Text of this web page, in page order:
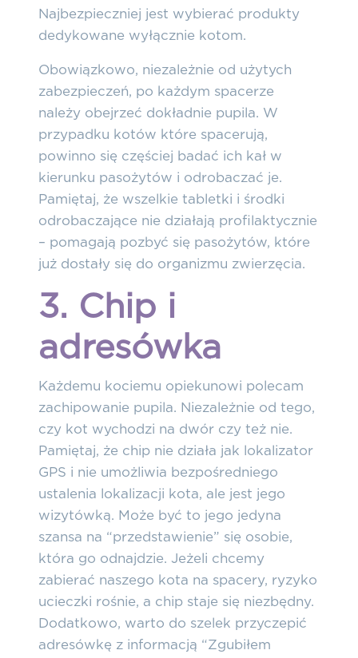
Najbezpieczniej jest wybierać produkty
dedykowane wyłącznie kotom.
Obowiązkowo, niezależnie od użytych
zabezpieczeń, po każdym spacerze
należy obejrzeć dokładnie pupila. W
przypadku kotów które spacerują,
powinno się częściej badać ich kał w
kierunku pasożytów i odrobaczać je.
Pamiętaj, że wszelkie tabletki i środki
odrobaczające nie działają profilaktycznie
– pomagają pozbyć się pasożytów, które
już dostały się do organizmu zwierzęcia.
3. Chip i
adresówka
Każdemu kociemu opiekunowi polecam
zachipowanie pupila. Niezależnie od tego,
czy kot wychodzi na dwór czy też nie.
Pamiętaj, że chip nie działa jak lokalizator
GPS i nie umożliwia bezpośredniego
ustalenia lokalizacji kota, ale jest jego
wizytówką. Może być to jego jedyna
szansa na “przedstawienie” się osobie,
która go odnajdzie. Jeżeli chcemy
zabierać naszego kota na spacery, ryzyko
ucieczki rośnie, a chip staje się niezbędny.
Dodatkowo, warto do szelek przyczepić
adresówkę z informacją “Zgubiłem